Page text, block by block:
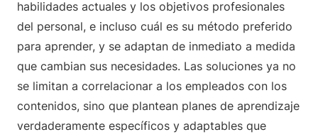
habilidades actuales y los objetivos profesionales
del personal, e incluso cuál es su método preferido
para aprender, y se adaptan de inmediato a medida
que cambian sus necesidades. Las soluciones ya no
se limitan a correlacionar a los empleados con los
contenidos, sino que plantean planes de aprendizaje
verdaderamente específicos y adaptables que